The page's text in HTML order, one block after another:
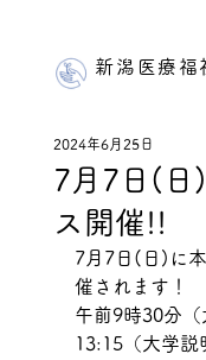
新潟医療
7月7日(日
ス開催!!
2024年6月25日
7月7日(日)に
催されます！
午前9時30分
13:15（大学説